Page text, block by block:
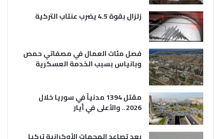
زلزال بقوة 4.5 يضرب عنتاب التركية
فصل مئات العمال في مصفاتي حمص
وبانياس بسبب الخدمة العسكرية
مقتل 1394 مدنياً في سوريا خلال
2026.. والأعلى في أيار